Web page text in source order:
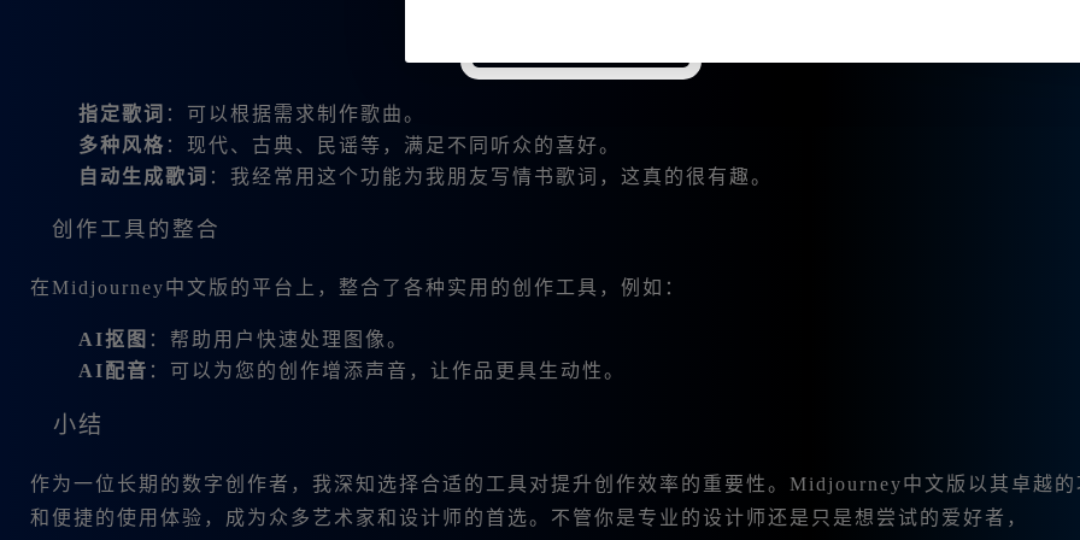
指定歌词 ：可以根据需求制作歌曲。
多种风格 ：现代、古典、民谣等，满足不同听众的喜好。
自动生成歌词 ：我经常用这个功能为我朋友写情书歌词，这真的很有趣。
创作工具的整合
在Midjourney中文版的平台上，整合了各种实用的创作工具，例如：
AI抠图 ：帮助用户快速处理图像。
AI配音 ：可以为您的创作增添声音，让作品更具生动性。
小结
作为一位长期的数字创作者，我深知选择合适的工具对提升创作效率的重要性。Midjourney中文版以其卓越
和便捷的使用体验，成为众多艺术家和设计师的首选。不管你是专业的设计师还是只是想尝试的爱好者，